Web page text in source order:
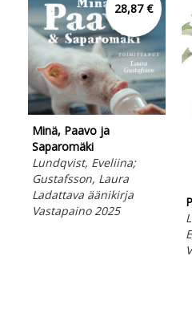
28,87 €
Minä, Paavo ja
Saparomäki
Lundqvist, Eveliina;
Gustafsson, Laura
Ladattava äänikirja
Vastapaino 2025